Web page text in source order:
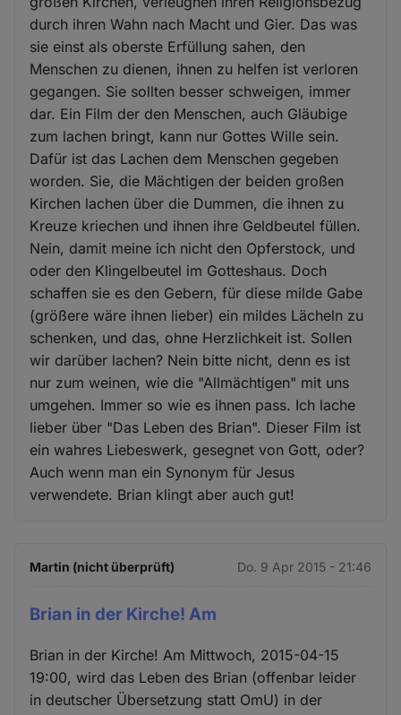
durch ihren Wahn nach Macht und Gier. Das was
sie einst als oberste Erfüllung sahen, den
Menschen zu dienen, ihnen zu helfen ist verloren
gegangen. Sie sollten besser schweigen, immer
dar. Ein Film der den Menschen, auch Gläubige
zum lachen bringt, kann nur Gottes Wille sein.
Dafür ist das Lachen dem Menschen gegeben
worden. Sie, die Mächtigen der beiden großen
Kirchen lachen über die Dummen, die ihnen zu
Kreuze kriechen und ihnen ihre Geldbeutel füllen.
Nein, damit meine ich nicht den Opferstock, und
oder den Klingelbeutel im Gotteshaus. Doch
schaffen sie es den Gebern, für diese milde Gabe
(größere wäre ihnen lieber) ein mildes Lächeln zu
schenken, und das, ohne Herzlichkeit ist. Sollen
wir darüber lachen? Nein bitte nicht, denn es ist
nur zum weinen, wie die "Allmächtigen" mit uns
umgehen. Immer so wie es ihnen pass. Ich lache
lieber über "Das Leben des Brian". Dieser Film ist
ein wahres Liebeswerk, gesegnet von Gott, oder?
Auch wenn man ein Synonym für Jesus
verwendete. Brian klingt aber auch gut!
Martin (nicht überprüft) Do. 9 Apr 2015 - 21:46
Brian in der Kirche! Am
Brian in der Kirche! Am Mittwoch, 2015-04-15
19:00, wird das Leben des Brian (offenbar leider
in deutscher Übersetzung statt OmU) in der